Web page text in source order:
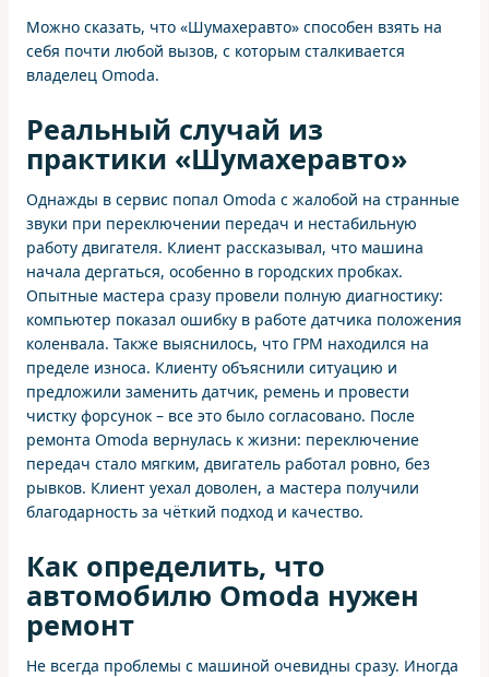
Можно сказать, что «Шумахеравто» способен взять на
себя почти любой вызов, с которым сталкивается
владелец Omoda.
Реальный случай из
практики «Шумахеравто»
Однажды в сервис попал Omoda с жалобой на странные
звуки при переключении передач и нестабильную
работу двигателя. Клиент рассказывал, что машина
начала дергаться, особенно в городских пробках.
Опытные мастера сразу провели полную диагностику:
компьютер показал ошибку в работе датчика положения
коленвала. Также выяснилось, что ГРМ находился на
пределе износа. Клиенту объяснили ситуацию и
предложили заменить датчик, ремень и провести
чистку форсунок – все это было согласовано. После
ремонта Omoda вернулась к жизни: переключение
передач стало мягким, двигатель работал ровно, без
рывков. Клиент уехал доволен, а мастера получили
благодарность за чёткий подход и качество.
Как определить, что
автомобилю Omoda нужен
ремонт
Не всегда проблемы с машиной очевидны сразу. Иногда